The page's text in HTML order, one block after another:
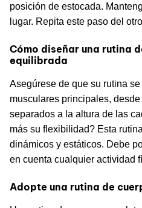
posición de estocada.
lugar. Repita este paso del
Cómo diseñar una rutina
equilibrada
Asegúrese de que su rutina
musculares principales,
separados a la altura de las
más su flexibilidad? Esta
dinámicos y estáticos. Debe
en cuenta cualquier actividad
Adopte una rutina de